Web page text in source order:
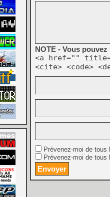
NOTE - Vous
<a href=""
<cite> <code>
Prévenez-moi de
Prévenez-moi de